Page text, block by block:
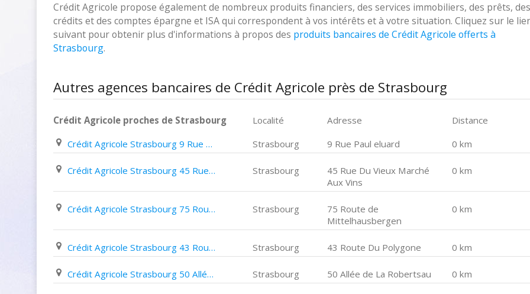
Crédit Agricole propose également de nombreux produits financiers, des services immobiliers, des prêts, des
crédits et des comptes épargne et ISA qui correspondent à vos intérêts et à votre situation. Cliquez sur le
suivant pour obtenir plus d'informations à propos des produits bancaires de Crédit Agricole offerts à
Strasbourg.
Autres agences bancaires de Crédit Agricole près de Strasbourg
Crédit Agricole proches de Strasbourg Localité Adresse
Distance
Crédit Agricole Strasbourg 9 Rue Paul eluard
Strasbourg 9 Rue Paul eluard 0 km
Crédit Agricole Strasbourg 45 Rue Du Vieux Marché Aux Vins Strasbourg
45 Rue Du Vieux Marché
Aux Vins
0 km
Crédit Agricole Strasbourg 75 Route de Mittelhausbergen Strasbourg
75 Route de
Mittelhausbergen
0 km
Crédit Agricole Strasbourg 43 Route Du Polygone Strasbourg 43 Route Du Polygone 0 km
Crédit Agricole Strasbourg 50 Allée de La Robertsau Strasbourg 50 Allée de La Robertsau 0 km